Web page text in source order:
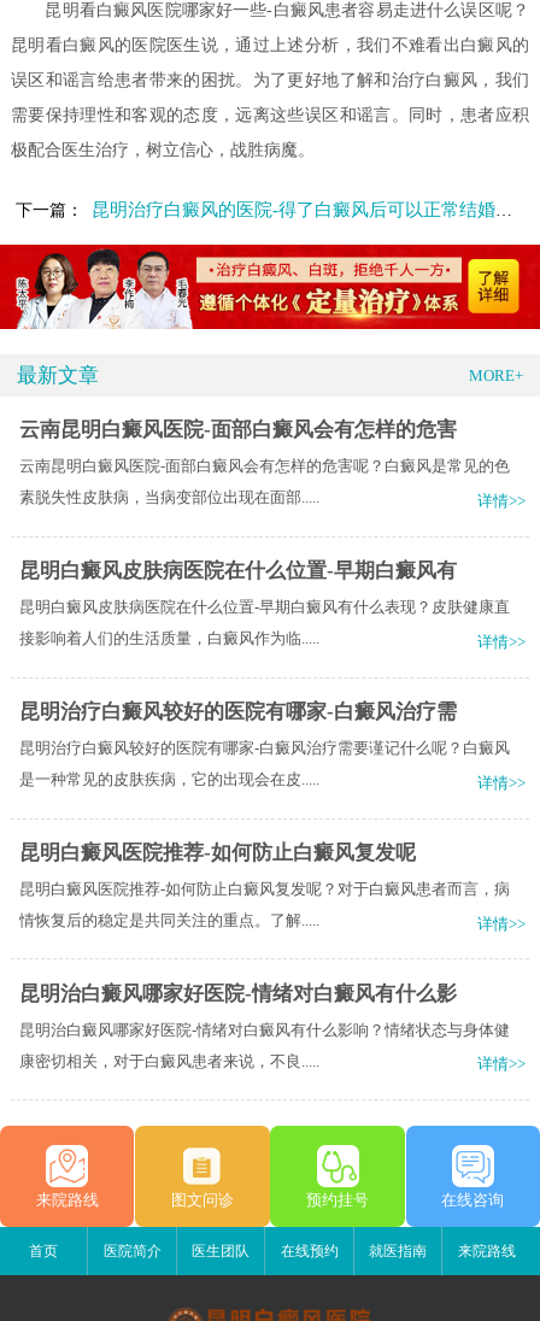
昆明看白癜风医院哪家好一些-白癜风患者容易走进什么误区呢？
昆明看白癜风的医院医生说，通过上述分析，我们不难看出白癜风的
误区和谣言给患者带来的困扰。为了更好地了解和治疗白癜风，我们
需要保持理性和客观的态度，远离这些误区和谣言。同时，患者应积
极配合医生治疗，树立信心，战胜病魔。
下一篇： 昆明治疗白癜风的医院-得了白癜风后可以正常结婚生子吗
最新文章 MORE+
云南昆明白癜风医院-面部白癜风会有怎样的危害
云南昆明白癜风医院-面部白癜风会有怎样的危害呢？白癜风是常见的色
素脱失性皮肤病，当病变部位出现在面部.....
详情>>
昆明白癜风皮肤病医院在什么位置-早期白癜风有
昆明白癜风皮肤病医院在什么位置-早期白癜风有什么表现？皮肤健康直
接影响着人们的生活质量，白癜风作为临.....
详情>>
昆明治疗白癜风较好的医院有哪家-白癜风治疗需
昆明治疗白癜风较好的医院有哪家-白癜风治疗需要谨记什么呢？白癜风
是一种常见的皮肤疾病，它的出现会在皮.....
详情>>
昆明白癜风医院推荐-如何防止白癜风复发呢
昆明白癜风医院推荐-如何防止白癜风复发呢？对于白癜风患者而言，病
情恢复后的稳定是共同关注的重点。了解.....
详情>>
昆明治白癜风哪家好医院-情绪对白癜风有什么影
昆明治白癜风哪家好医院-情绪对白癜风有什么影响？情绪状态与身体健
康密切相关，对于白癜风患者来说，不良.....
详情>>
来院路线 图文问诊 预约挂号 在线咨询
首页 医院简介 医生团队 在线预约 就医指南 来院路线